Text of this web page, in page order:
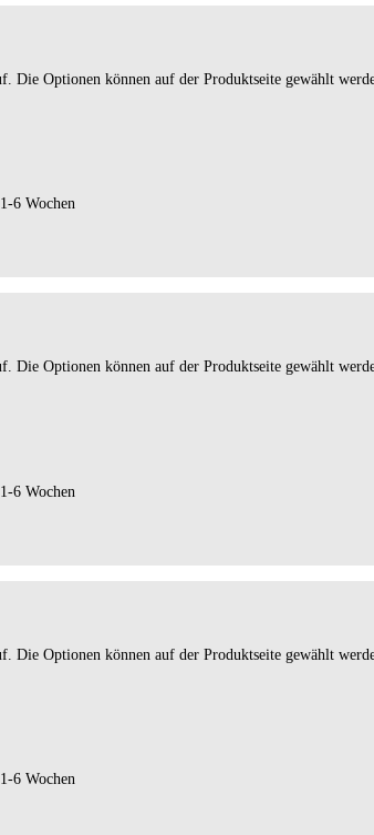
Die Optionen können auf der Produktseite gewählt
6 Wochen
Die Optionen können auf der Produktseite gewählt
6 Wochen
Die Optionen können auf der Produktseite gewählt
6 Wochen